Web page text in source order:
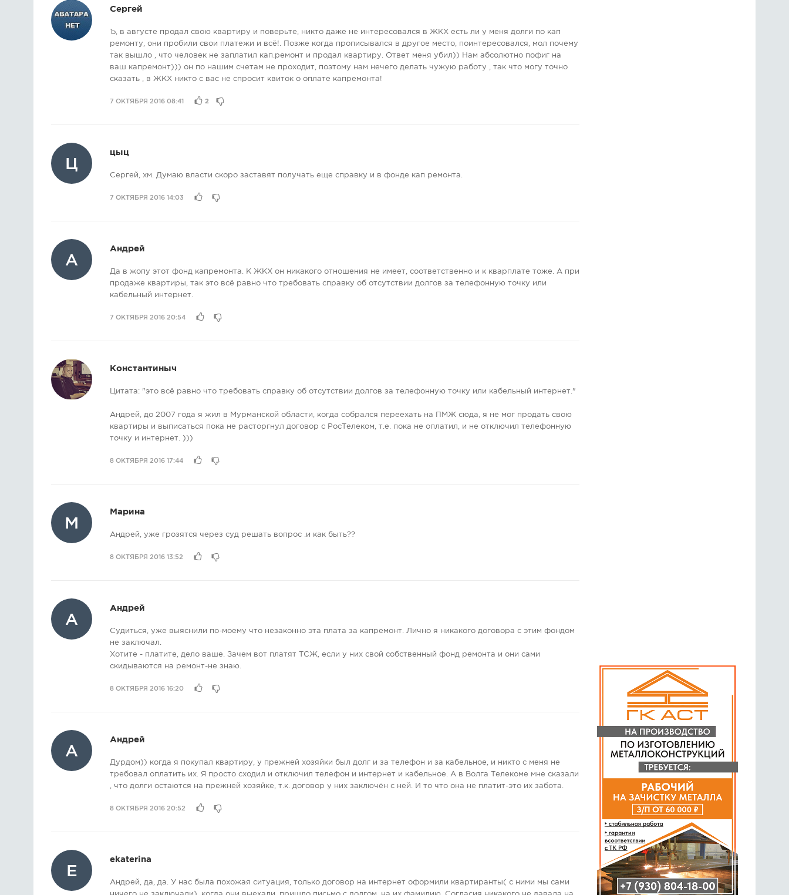
Сергей
Ъ, в августе продал свою квартиру и поверьте, никто даже не интересовался в ЖКХ есть ли у меня долги по кап
ремонту, они пробили свои платежи и всё!. Позже когда прописывался в другое место, поинтересовался, мол почему
так вышло , что человек не заплатил кап.ремонт и продал квартиру. Ответ меня убил)) Нам абсолютно пофиг на
ваш капремонт))) он по нашим счетам не проходит, поэтому нам нечего делать чужую работу , так что могу точно
сказать , в ЖКХ никто с вас не спросит квиток о оплате капремонта!
7 ОКТЯБРЯ 2016 08:41 2
Ц
цыц
Сергей, хм. Думаю власти скоро заставят получать еще справку и в фонде кап ремонта.
7 ОКТЯБРЯ 2016 14:03
А
Андрей
Да в жопу этот фонд капремонта. К ЖКХ он никакого отношения не имеет, соответственно и к кварплате тоже. А при
продаже квартиры, так это всё равно что требовать справку об отсутствии долгов за телефонную точку или
кабельный интернет.
7 ОКТЯБРЯ 2016 20:54
Константиныч
Цитата: "это всё равно что требовать справку об отсутствии долгов за телефонную точку или кабельный интернет."
Андрей, до 2007 года я жил в Мурманской области, когда собрался переехать на ПМЖ сюда, я не мог продать свою
квартиры и выписаться пока не расторгнул договор с РосТелеком, т.е. пока не оплатил, и не отключил телефонную
точку и интернет. )))
8 ОКТЯБРЯ 2016 17:44
М
Марина
Андрей, уже грозятся через суд решать вопрос .и как быть??
8 ОКТЯБРЯ 2016 13:52
А
Андрей
Судиться, уже выяснили по-моему что незаконно эта плата за капремонт. Лично я никакого договора с этим фондом
не заключал.
Хотите - платите, дело ваше. Зачем вот платят ТСЖ, если у них свой собственный фонд ремонта и они сами
скидываются на ремонт-не знаю.
8 ОКТЯБРЯ 2016 16:20
А
Андрей
Дурдом)) когда я покупал квартиру, у прежней хозяйки был долг и за телефон и за кабельное, и никто с меня не
требовал оплатить их. Я просто сходил и отключил телефон и интернет и кабельное. А в Волга Телекоме мне сказали
, что долги остаются на прежней хозяйке, т.к. договор у них заключён с ней. И то что она не платит-это их забота.
8 ОКТЯБРЯ 2016 20:52
E
ekaterina
Андрей, да, да. У нас была похожая ситуация, только договор на интернет оформили квартиранты( с ними мы сами